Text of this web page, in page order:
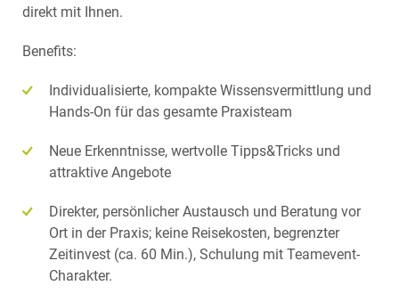
direkt mit Ihnen.
Benefits:
Individualisierte, kompakte Wissensvermittlung und
Hands-On für das gesamte Praxisteam
Neue Erkenntnisse, wertvolle Tipps&Tricks und
attraktive Angebote
Direkter, persönlicher Austausch und Beratung vor
Ort in der Praxis; keine Reisekosten, begrenzter
Zeitinvest (ca. 60 Min.), Schulung mit Teamevent-
Charakter.